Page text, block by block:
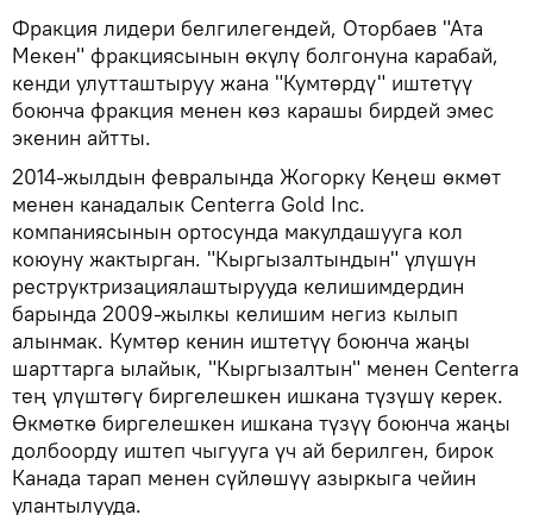
Фракция лидери белгилегендей, Оторбаев "Ата
Мекен" фракциясынын өкүлү болгонуна карабай,
кенди улутташтыруу жана "Кумтөрдү" иштетүү
боюнча фракция менен көз карашы бирдей эмес
экенин айтты.
2014-жылдын февралында Жогорку Кеңеш өкмөт
менен канадалык Centerra Gold Inc.
компаниясынын ортосунда макулдашууга кол
коюуну жактырган. "Кыргызалтындын" үлүшүн
реструктризациялаштырууда келишимдердин
барында 2009-жылкы келишим негиз кылып
алынмак. Кумтөр кенин иштетүү боюнча жаңы
шарттарга ылайык, "Кыргызалтын" менен Centerra
тең үлүштөгү биргелешкен ишкана түзүшү керек.
Өкмөткө биргелешкен ишкана түзүү боюнча жаңы
долбоорду иштеп чыгууга үч ай берилген, бирок
Канада тарап менен сүйлөшүү азыркыга чейин
улантылууда.